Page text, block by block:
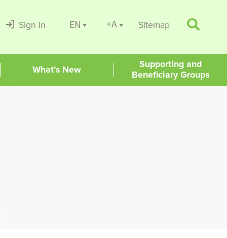
Sign In EN +A Sitemap
What’s New
Supporting and
Beneficiary Groups